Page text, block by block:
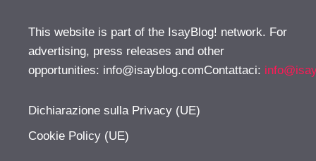
This website is part of the IsayBlog! network. For
advertising, press releases and other
opportunities: info@isayblog.comContattaci:
Dichiarazione sulla Privacy (UE)
Cookie Policy (UE)